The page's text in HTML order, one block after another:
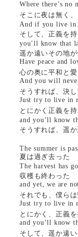
Where there’s no
そこに夜は無く、
And if you live in
そして、正義を持
you’ll know that
遥か遠いその地
Have peace and
心の奥に平和と愛
And you will
そうすれば、決
Just try to live in
とにかく正義を持
and you’ll know
そうすれば、遥
The summer is
夏は過ぎ去った
The harvest has
収穫も終わった
and yet, we are
それでも、僕ら
Just try to live in
とにかく、正義
and you’ll know
そして、遥か遠